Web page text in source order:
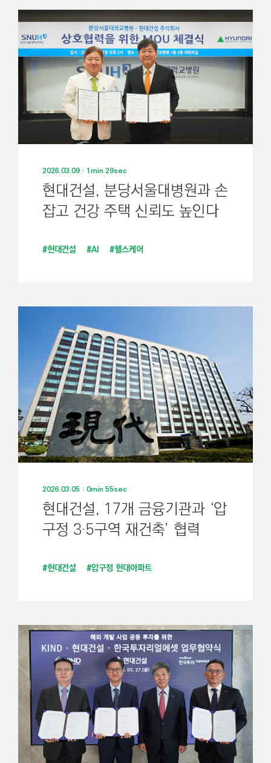
2026.03.09 1min 29sec
현대건설, 분당서울대병원과 손
잡고 건강 주택 신뢰도 높인다
#현대건설 #AI #헬스케어
2026.03.05 0min 55sec
현대건설, 17개 금융기관과 ‘압
구정 3·5구역 재건축’ 협력
#현대건설 #압구정 현대아파트